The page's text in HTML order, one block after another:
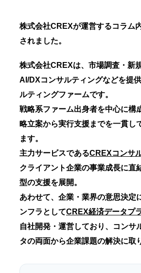
株式会社CREXが運営するコラム
されました。
株式会社CREXは、市場調査・新
AI/DXコンサルティングなどを提
ルティングファームです。
戦略系ファーム出身者を中心に構
略立案から実行支援までを一貫し
ます。
主力サービスであるCREXコンサ
クライアント企業の事業成長に直
型の支援を展開。
あわせて、企業・業界の意思決定
ンフラとしてCREX経済データプ
自社開発・運営しており、コンサ
タの両面から企業課題の解決に取